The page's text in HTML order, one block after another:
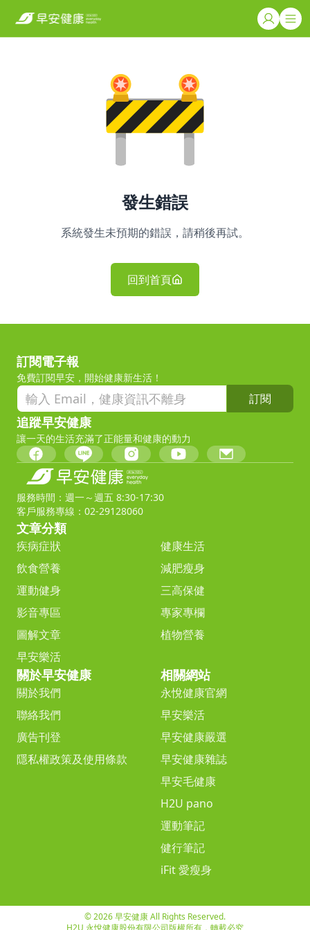
發生錯誤
系統發生未預期的錯誤，請稍後再試。
回到首頁
訂閱電子報
免費訂閱早安，開始健康新生活！
訂閱
追蹤早安健康
讓一天的生活充滿了正能量和健康的動力
服務時間：週一～週五 8:30-17:30
客戶服務專線：02-29128060
文章分類
疾病症狀
健康生活
飲食營養
減肥瘦身
運動健身
三高保健
影音專區
專家專欄
圖解文章
植物營養
早安樂活
關於早安健康
關於我們
聯絡我們
廣告刊登
隱私權政策及使用條款
相關網站
永悅健康官網
早安樂活
早安健康嚴選
早安健康雜誌
早安毛健康
H2U pano
運動筆記
健行筆記
iFit 愛瘦身
© 2026 早安健康 All Rights Reserved.
H2U 永悅健康股份有限公司版權所有，轉載必究